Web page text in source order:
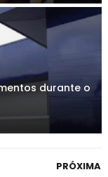
durante o
PRÓXIMA